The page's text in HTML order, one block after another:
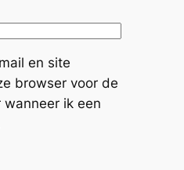
en site
browser voor de
ik een